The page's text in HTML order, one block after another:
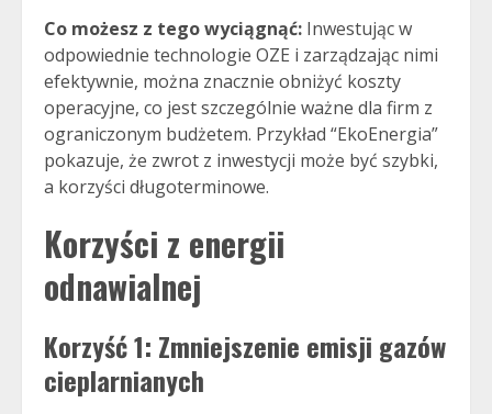
Co możesz z tego wyciągnąć: Inwestując w
odpowiednie technologie OZE i zarządzając nimi
efektywnie, można znacznie obniżyć koszty
operacyjne, co jest szczególnie ważne dla firm z
ograniczonym budżetem. Przykład “EkoEnergia”
pokazuje, że zwrot z inwestycji może być szybki,
a korzyści długoterminowe.
Korzyści z energii
odnawialnej
Korzyść 1: Zmniejszenie emisji gazów
cieplarnianych